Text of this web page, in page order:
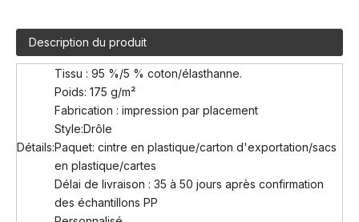
Description du produit
Détails:
Tissu : 95 %/5 % coton/élasthanne.
Poids: 175 g/m²
Fabrication : impression par placement
Style:Drôle
Paquet: cintre en plastique/carton d'exportation/sacs
en plastique/cartes
Délai de livraison : 35 à 50 jours après confirmation
des échantillons PP